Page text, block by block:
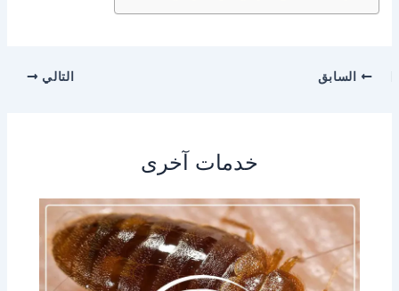
السابق التالي
خدمات آخرى